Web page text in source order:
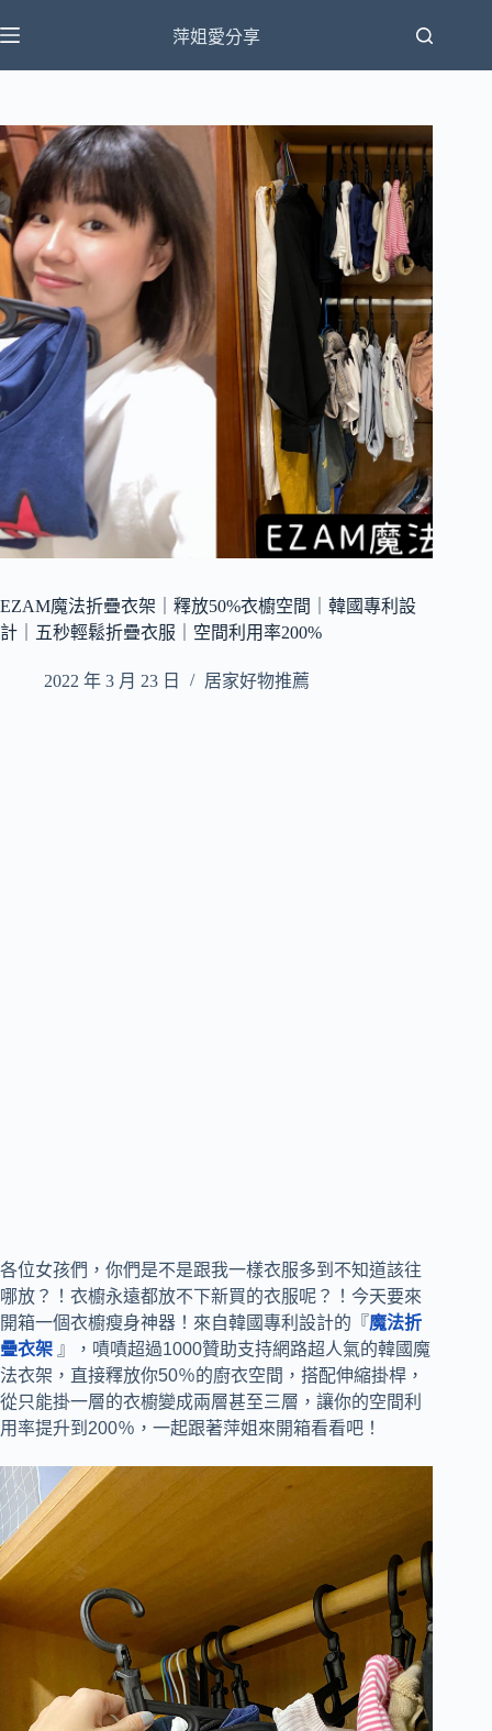
至
主
容
萍姐愛分享
EZAM魔法折疊衣架｜釋放50%衣櫥空間｜韓國專利設
計｜五秒輕鬆折疊衣服｜空間利用率200%
2022 年 3 月 23 日 居家好物推薦
各位女孩們，你們是不是跟我一樣衣服多到不知道該往
哪放？！衣櫥永遠都放不下新買的衣服呢？！今天要來
開箱一個衣櫥瘦身神器！來自韓國專利設計的『魔法折
疊衣架 』，嘖嘖超過1000贊助支持網路超人氣的韓國魔
法衣架，直接釋放你50％的廚衣空間，搭配伸縮掛桿，
從只能掛一層的衣櫥變成兩層甚至三層，讓你的空間利
用率提升到200％，一起跟著萍姐來開箱看看吧！